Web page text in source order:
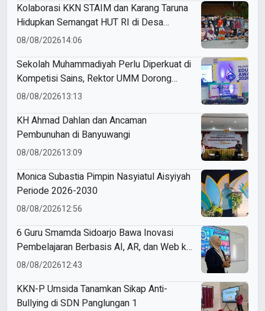
Kolaborasi KKN STAIM dan Karang Taruna
Hidupkan Semangat HUT RI di Desa
Tamanprijek
08/08/202614:06
Sekolah Muhammadiyah Perlu Diperkuat di
Kompetisi Sains, Rektor UMM Dorong
Coaching Clinic
08/08/202613:13
KH Ahmad Dahlan dan Ancaman
Pembunuhan di Banyuwangi
08/08/202613:09
Monica Subastia Pimpin Nasyiatul Aisyiyah
Periode 2026-2030
08/08/202612:56
6 Guru Smamda Sidoarjo Bawa Inovasi
Pembelajaran Berbasis AI, AR, dan Web ke
ME Award 2026
08/08/202612:43
KKN-P Umsida Tanamkan Sikap Anti-
Bullying di SDN Panglungan 1